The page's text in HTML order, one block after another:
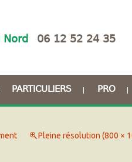
Nord 06 12 52 24 35
PARTICULIERS PRO
Pleine résolution (800 ×